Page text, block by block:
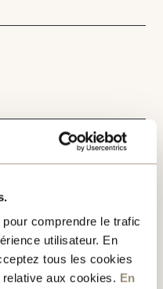
comprendre le trafic
utilisateur. En
tous les cookies
aux cookies. En